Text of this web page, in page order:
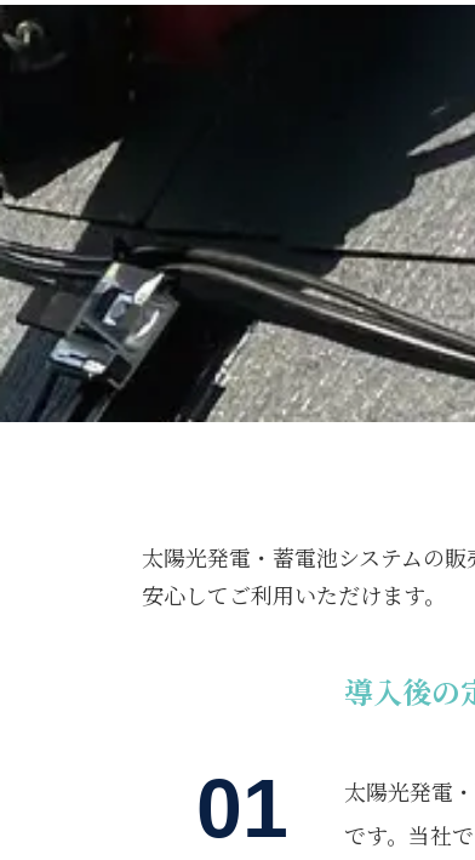
太陽光発電・蓄電池システムの
安心してご利用いただけます。
01
導入後の
太陽光発電
です。当社